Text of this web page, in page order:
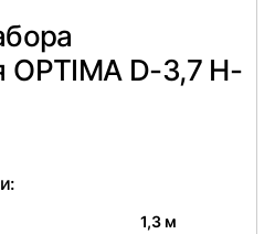
OPTIMA D-3,7 H-
1,3 м